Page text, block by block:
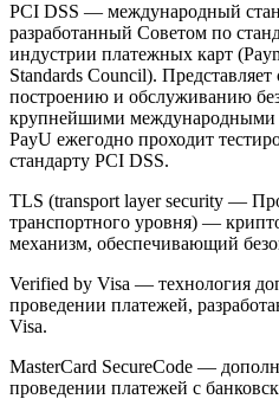
PCI DSS — международный
разработанный Советом по
индустрии платежных карт
Standards Council).
построению и обслуживанию
крупнейшими международными
PayU ежегодно проходит
стандарту PCI DSS.
TLS (transport layer security —
транспортного уровня) —
механизм, обеспечивающий
Verified by Visa — технология
проведении платежей,
Visa.
MasterCard SecureCode —
проведении платежей с